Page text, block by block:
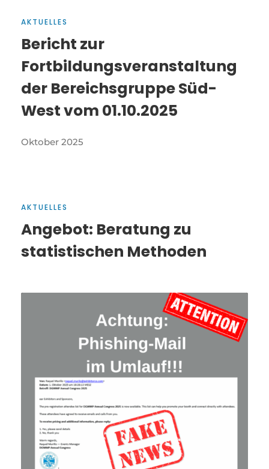
AKTUELLES
Bericht zur
Fortbildungsveranstaltung
der Bereichsgruppe Süd-
West vom 01.10.2025
Oktober 2025
AKTUELLES
Angebot: Beratung zu
statistischen Methoden